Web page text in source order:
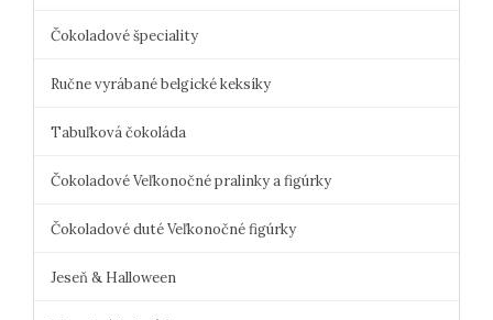
Čokoladové špeciality
Ručne vyrábané belgické keksíky
Tabuľková čokoláda
Čokoladové Veľkonočné pralinky a figúrky
Čokoladové duté Veľkonočné figúrky
Jeseň & Halloween